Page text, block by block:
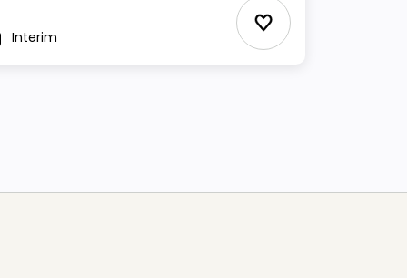
Interim Ajouter aux